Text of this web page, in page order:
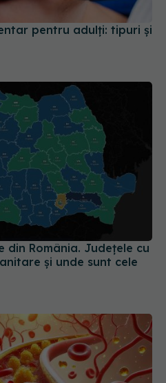
din România. Județele cu
și unde sunt cele